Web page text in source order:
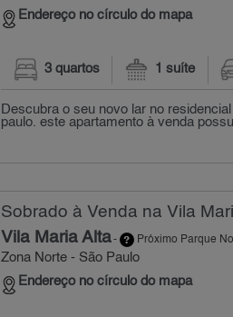
Endereço no círculo do mapa
3 quartos 1 suíte
Descubra o seu novo lar no
paulo. este apartamento à venda
Sobrado à Venda na Vila
Vila Maria Alta- Próximo Parque
Zona Norte - São Paulo
Endereço no círculo do mapa